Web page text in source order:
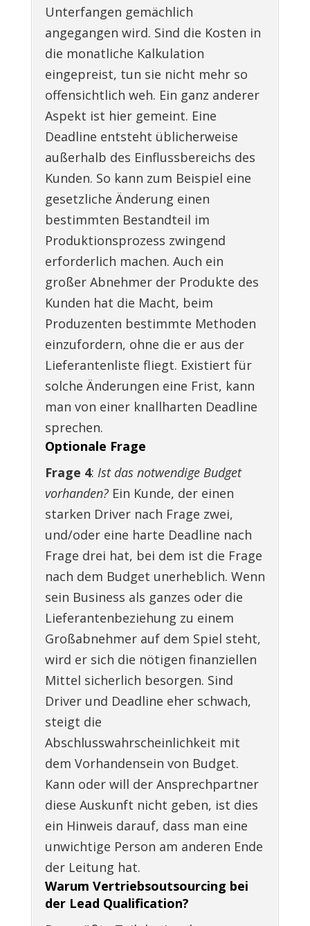
Unterfangen gemächlich
angegangen wird. Sind die Kosten in
die monatliche Kalkulation
eingepreist, tun sie nicht mehr so
offensichtlich weh. Ein ganz anderer
Aspekt ist hier gemeint. Eine
Deadline entsteht üblicherweise
außerhalb des Einflussbereichs des
Kunden. So kann zum Beispiel eine
gesetzliche Änderung einen
bestimmten Bestandteil im
Produktionsprozess zwingend
erforderlich machen. Auch ein
großer Abnehmer der Produkte des
Kunden hat die Macht, beim
Produzenten bestimmte Methoden
einzufordern, ohne die er aus der
Lieferantenliste fliegt. Existiert für
solche Änderungen eine Frist, kann
man von einer knallharten Deadline
sprechen.
Optionale Frage
Frage 4: Ist das notwendige Budget
vorhanden?Ein Kunde, der einen
starken Driver nach Frage zwei,
und/oder eine harte Deadline nach
Frage drei hat, bei dem ist die Frage
nach dem Budget unerheblich. Wenn
sein Business als ganzes oder die
Lieferantenbeziehung zu einem
Großabnehmer auf dem Spiel steht,
wird er sich die nötigen finanziellen
Mittel sicherlich besorgen. Sind
Driver und Deadline eher schwach,
steigt die
Abschlusswahrscheinlichkeit mit
dem Vorhandensein von Budget.
Kann oder will der Ansprechpartner
diese Auskunft nicht geben, ist dies
ein Hinweis darauf, dass man eine
unwichtige Person am anderen Ende
der Leitung hat.
Warum Vertriebsoutsourcing bei
der Lead Qualification?